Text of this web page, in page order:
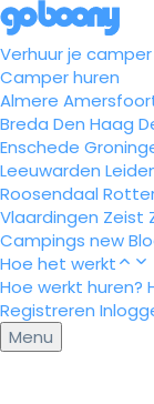
Verhuur je camper
Camper huren
Almere
Breda Den Haag
Enschede
Leeuwarden
Roosendaal
Vlaardingen Zeist
Campings new
Hoe het werkt
Hoe werkt huren?
Registreren
Menu